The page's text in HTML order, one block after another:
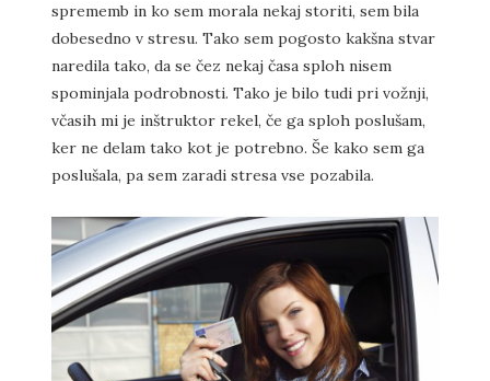
sprememb in ko sem morala nekaj storiti, sem bila
dobesedno v stresu. Tako sem pogosto kakšna stvar
naredila tako, da se čez nekaj časa sploh nisem
spominjala podrobnosti. Tako je bilo tudi pri vožnji,
včasih mi je inštruktor rekel, če ga sploh poslušam,
ker ne delam tako kot je potrebno. Še kako sem ga
poslušala, pa sem zaradi stresa vse pozabila.